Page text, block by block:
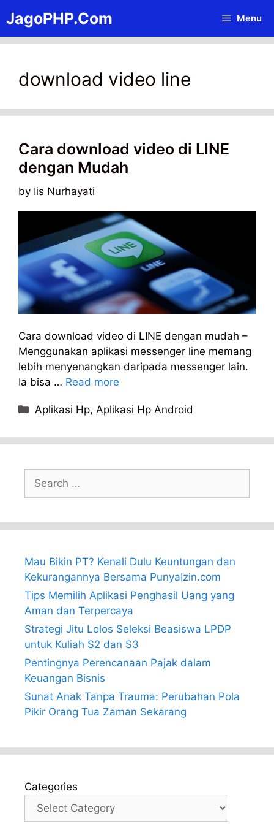
to
content
JagoPHP.Com Menu
download video line
Cara download video di LINE
dengan Mudah
by Iis Nurhayati
Cara download video di LINE dengan mudah –
Menggunakan aplikasi messenger line memang
lebih menyenangkan daripada messenger lain.
Ia bisa … Read more
Categories
Aplikasi Hp,Aplikasi Hp Android
Search
for:
Mau Bikin PT? Kenali Dulu Keuntungan dan
Kekurangannya Bersama PunyaIzin.com
Tips Memilih Aplikasi Penghasil Uang yang
Aman dan Terpercaya
Strategi Jitu Lolos Seleksi Beasiswa LPDP
untuk Kuliah S2 dan S3
Pentingnya Perencanaan Pajak dalam
Keuangan Bisnis
Sunat Anak Tanpa Trauma: Perubahan Pola
Pikir Orang Tua Zaman Sekarang
Categories